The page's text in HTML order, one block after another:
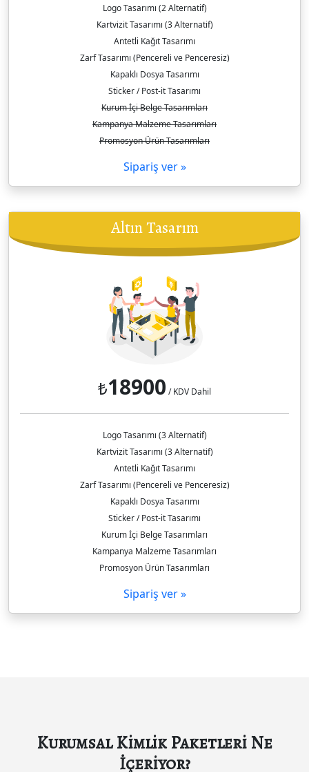
Logo Tasarımı (2 Alternatif)
Kartvizit Tasarımı (3 Alternatif)
Antetli Kağıt Tasarımı
Zarf Tasarımı (Pencereli ve Penceresiz)
Kapaklı Dosya Tasarımı
Sticker / Post-it Tasarımı
Kurum İçi Belge Tasarımları
Kampanya Malzeme Tasarımları
Promosyon Ürün Tasarımları
Sipariş ver »
Altın Tasarım
₺18900 / KDV Dahil
Logo Tasarımı (3 Alternatif)
Kartvizit Tasarımı (3 Alternatif)
Antetli Kağıt Tasarımı
Zarf Tasarımı (Pencereli ve Penceresiz)
Kapaklı Dosya Tasarımı
Sticker / Post-it Tasarımı
Kurum İçi Belge Tasarımları
Kampanya Malzeme Tasarımları
Promosyon Ürün Tasarımları
Sipariş ver »
Kurumsal Kimlik Paketleri Ne
İçeriyor?